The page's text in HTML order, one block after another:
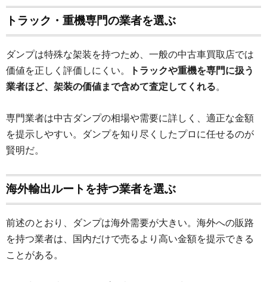
トラック・重機専門の業者を選ぶ
ダンプは特殊な架装を持つため、一般の中古車買取店では
価値を正しく評価しにくい。
トラックや重機を専門に扱う
業者ほど、架装の価値まで含めて査定してくれる。
専門業者は中古ダンプの相場や需要に詳しく、適正な金額
を提示しやすい。ダンプを知り尽くしたプロに任せるのが
賢明だ。
海外輸出ルートを持つ業者を選ぶ
前述のとおり、ダンプは海外需要が大きい。海外への販路
を持つ業者は、国内だけで売るより高い金額を提示できる
ことがある。